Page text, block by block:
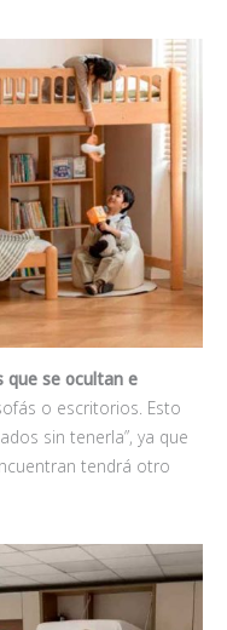
que se ocultan e
o escritorios. Esto
sin tenerla”, ya que
tendrá otro